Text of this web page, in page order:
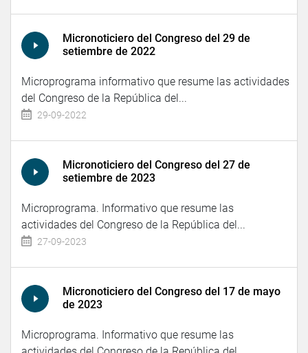
Micronoticiero del Congreso del 29 de
setiembre de 2022
Microprograma informativo que resume las actividades
del Congreso de la República del...
29-09-2022
Micronoticiero del Congreso del 27 de
setiembre de 2023
Microprograma. Informativo que resume las
actividades del Congreso de la República del...
27-09-2023
Micronoticiero del Congreso del 17 de mayo
de 2023
Microprograma. Informativo que resume las